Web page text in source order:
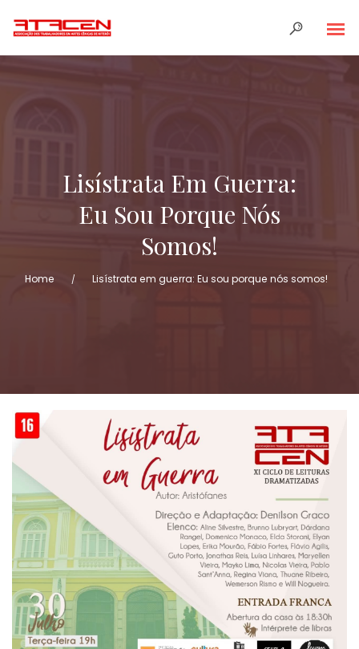
FICHA DE FILIAÇÃO
Lisístrata Em Guerra:
Eu Sou Porque Nós
Somos!
Home / Lisístrata em guerra: Eu sou porque nós somos!